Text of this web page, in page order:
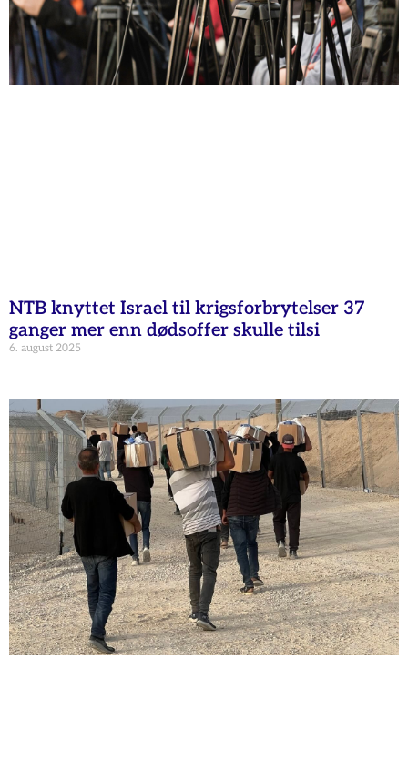
NTB knyttet Israel til krigsforbrytelser 37
ganger mer enn dødsoffer skulle tilsi
6. august 2025